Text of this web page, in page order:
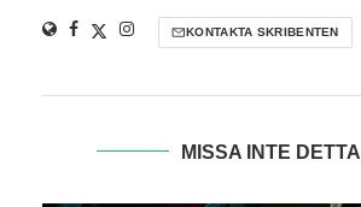
KONTAKTA SKRIBENTEN
MISSA INTE DETTA